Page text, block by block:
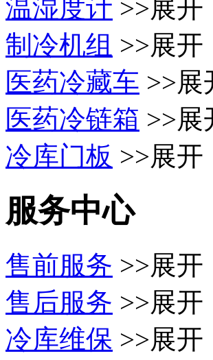
温湿度计 >>展开
制冷机组 >>展开
医药冷藏车 >>展
医药冷链箱 >>展
冷库门板 >>展开
服务中心
售前服务 >>展开
售后服务 >>展开
冷库维保 >>展开